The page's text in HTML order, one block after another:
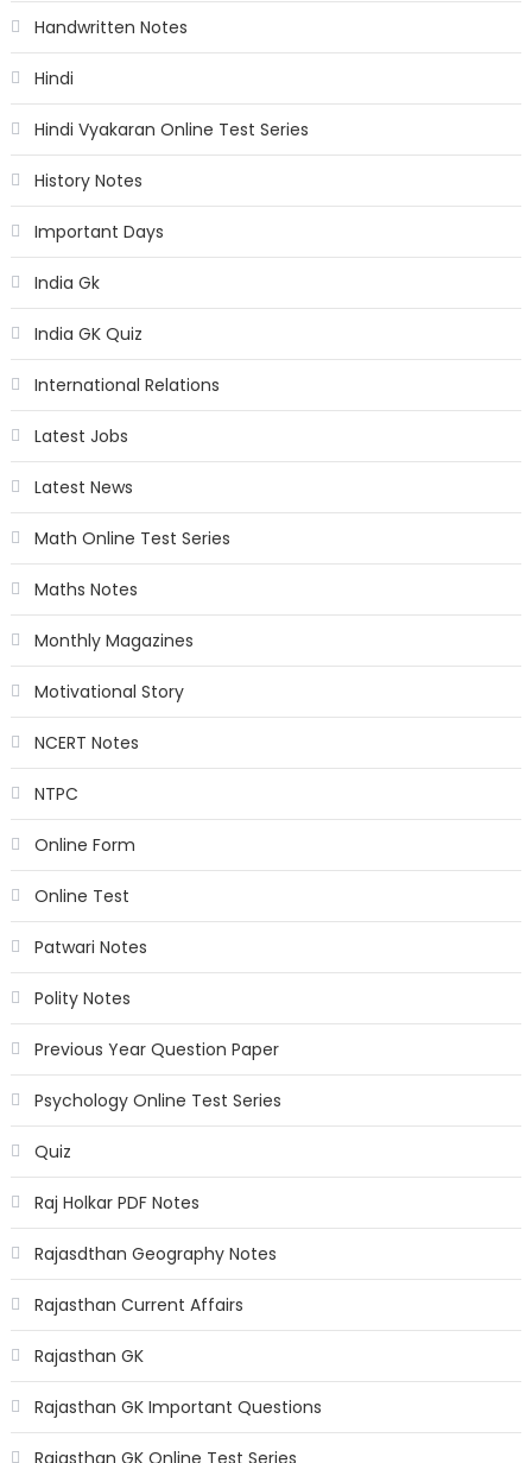
Handwritten Notes
Hindi
Hindi Vyakaran Online Test Series
History Notes
Important Days
India Gk
India GK Quiz
International Relations
Latest Jobs
Latest News
Math Online Test Series
Maths Notes
Monthly Magazines
Motivational Story
NCERT Notes
NTPC
Online Form
Online Test
Patwari Notes
Polity Notes
Previous Year Question Paper
Psychology Online Test Series
Quiz
Raj Holkar PDF Notes
Rajasdthan Geography Notes
Rajasthan Current Affairs
Rajasthan GK
Rajasthan GK Important Questions
Rajasthan GK Online Test Series